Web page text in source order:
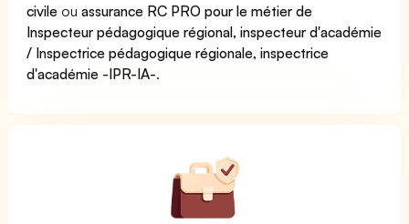
civile ouassurance RC PRO pour le métier de
Inspecteur pédagogique régional, inspecteur d'académie
/ Inspectrice pédagogique régionale, inspectrice
d'académie -IPR-IA-.